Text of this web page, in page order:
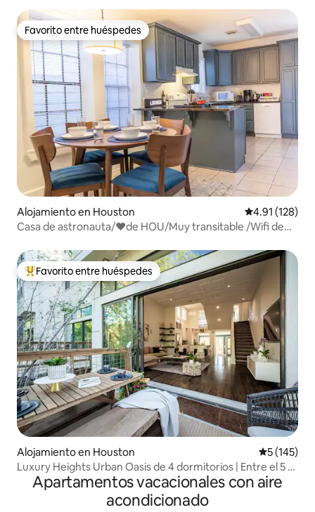
Favorito entre huéspedes
Favorito entre huéspedes
Alojamiento en Houston Calificación
4.91 (128)
Casa de astronauta/❤de HOU/Muy transitable /Wifi de
Favorito entre huéspedes preferido
Favorito entre huéspedes
Alojamiento en Houston
5 (145)
Luxury Heights Urban Oasis de 4 dormitorios | Entre el 5 %
más popular en Airbnb
Apartamentos vacacionales con aire
acondicionado